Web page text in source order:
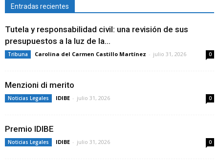
Entradas recientes
Tutela y responsabilidad civil: una revisión de sus
presupuestos a la luz de la...
Tribuna Carolina del Carmen Castillo Martínez - julio 31, 2026 0
Menzioni di merito
Noticias Legales IDIBE - julio 31, 2026 0
Premio IDIBE
Noticias Legales IDIBE - julio 31, 2026 0